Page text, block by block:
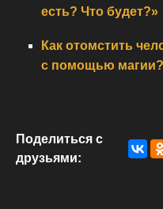
есть? Что будет?»
Как отомстить
с помощью магии?
Поделиться с
друзьями: